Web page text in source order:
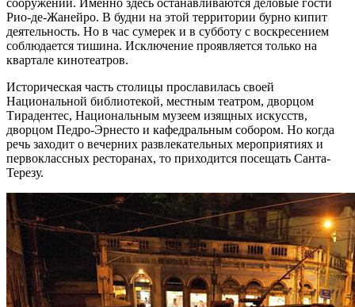
сооружений. Именно здесь останавливаются деловые гости
Рио-де-Жанейро. В будни на этой территории бурно кипит
деятельность. Но в час сумерек и в субботу с воскресением
соблюдается тишина. Исключение проявляется только на
квартале кинотеатров.
Историческая часть столицы прославилась своей
Национальной библиотекой, местным театром, дворцом
Тирадентес, Национальным музеем изящных искусств,
дворцом Педро-Эрнесто и кафедральным собором. Но когда
речь заходит о вечерних развлекательных мероприятиях и
первоклассных ресторанах, то приходится посещать Санта-
Терезу.